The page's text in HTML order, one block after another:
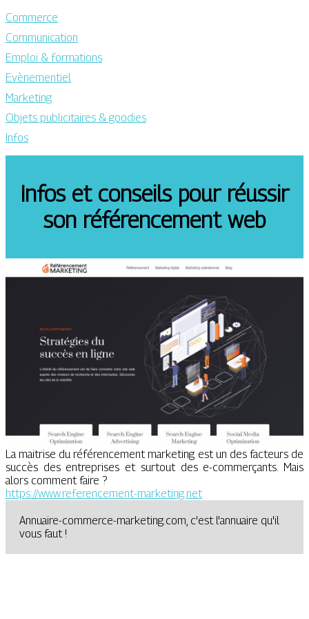
Commerce
Communication
Emploi & formations
Evènementiel
Marketing
Objets publicitaires & goodies
Infos
Infos et conseils pour réussir
son référencement web
La maitrise du référencement marketing est un des facteurs de
succès des entreprises et surtout des e-commerçants. Mais
alors comment faire ?
https://www.referencement-marketing.net
Annuaire-commerce-marketing.com, c'est l'annuaire qu'il
vous faut !